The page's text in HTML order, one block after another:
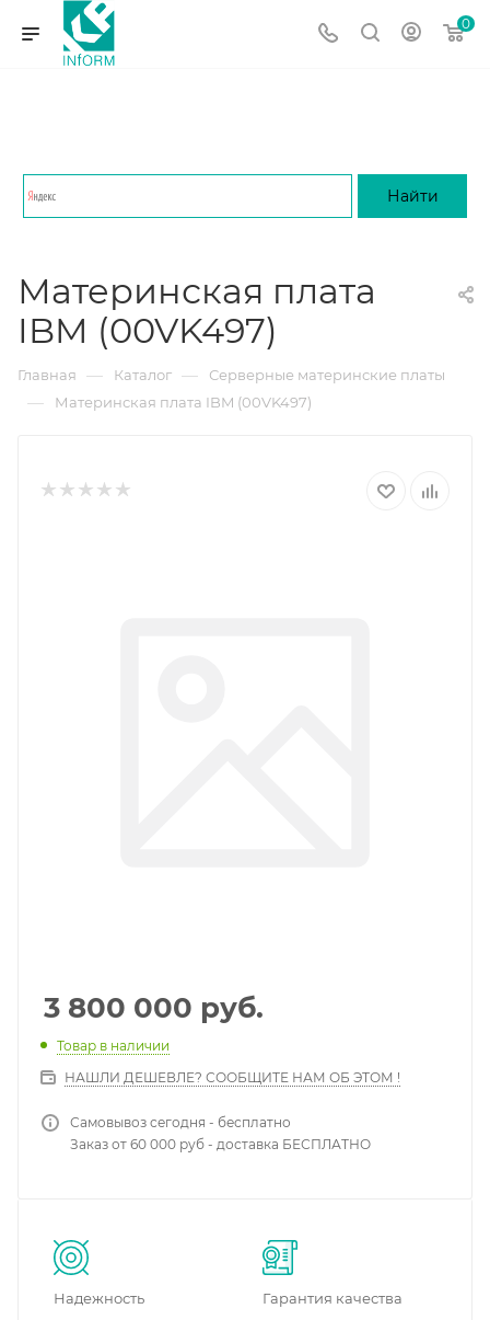
0
Материнская плата
IBM (00VK497)
Главная — Каталог — Серверные материнские платы
— Материнская плата IBM (00VK497)
3 800 000 руб.
Товар в наличии
НАШЛИ ДЕШЕВЛЕ? СООБЩИТЕ НАМ ОБ ЭТОМ !
Самовывоз сегодня - бесплатно
Заказ от 60 000 руб - доставка БЕСПЛАТНО
Надежность Гарантия качества